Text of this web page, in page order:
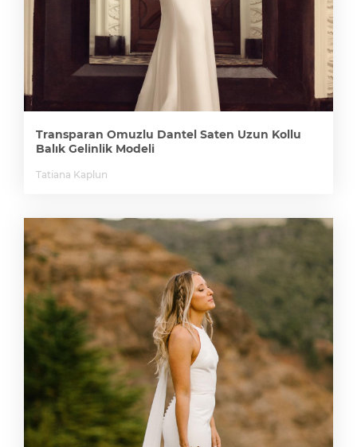
Transparan Omuzlu Dantel Saten Uzun Kollu
Balık Gelinlik Modeli
Tatiana Kaplun